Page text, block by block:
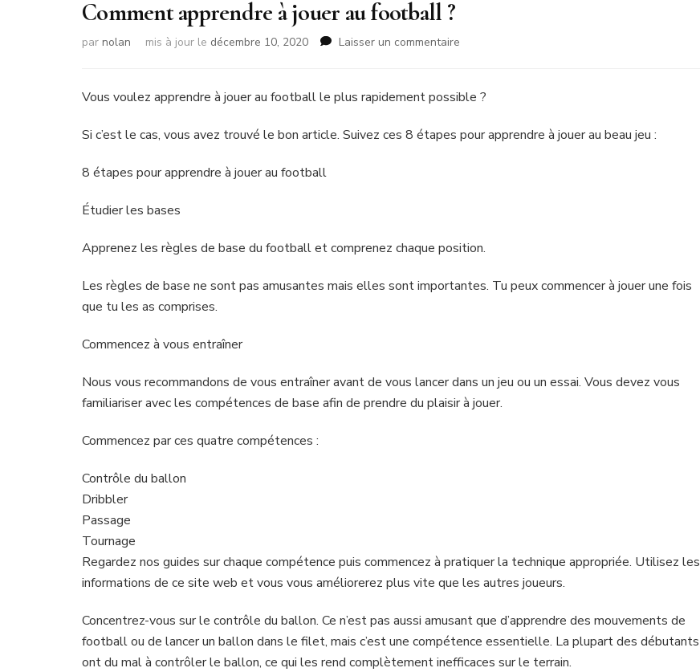
Comment apprendre à jouer au football ?
par nolan mis à jour le décembre 10, 2020 Laisser un commentaire
à
football
Vous voulez apprendre à jouer au football le plus rapidement possible ?
Si c’est le cas, vous avez trouvé le bon article. Suivez ces 8 étapes pour apprendre à jouer au beau jeu :
8 étapes pour apprendre à jouer au football
Étudier les bases
Apprenez les règles de base du football et comprenez chaque position.
Les règles de base ne sont pas amusantes mais elles sont importantes. Tu peux commencer à jouer une fois
que tu les as comprises.
Commencez à vous entraîner
Nous vous recommandons de vous entraîner avant de vous lancer dans un jeu ou un essai. Vous devez vous
familiariser avec les compétences de base afin de prendre du plaisir à jouer.
Commencez par ces quatre compétences :
Contrôle du ballon
Dribbler
Passage
Tournage
Regardez nos guides sur chaque compétence puis commencez à pratiquer la technique appropriée. Utilisez les
informations de ce site web et vous vous améliorerez plus vite que les autres joueurs.
Concentrez-vous sur le contrôle du ballon. Ce n’est pas aussi amusant que d’apprendre des mouvements de
football ou de lancer un ballon dans le filet, mais c’est une compétence essentielle. La plupart des débutants
ont du mal à contrôler le ballon, ce qui les rend complètement inefficaces sur le terrain.